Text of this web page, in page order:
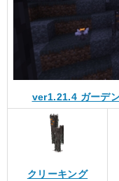
ver1.21.4 ガーデ
クリーキング